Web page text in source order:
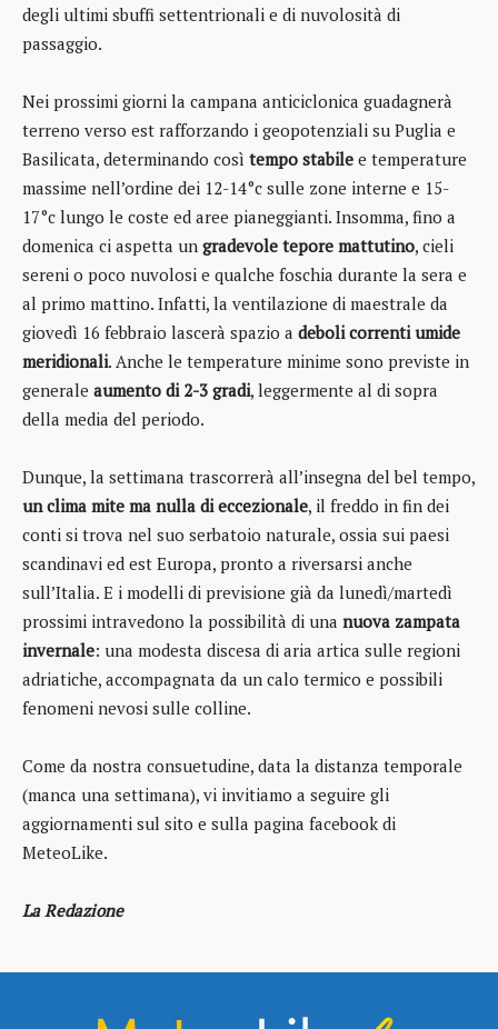
degli ultimi sbuffi settentrionali e di nuvolosità di
passaggio.
Nei prossimi giorni la campana anticiclonica guadagnerà
terreno verso est rafforzando i geopotenziali su Puglia e
Basilicata, determinando così tempo stabile e temperature
massime nell’ordine dei 12-14°c sulle zone interne e 15-
17°c lungo le coste ed aree pianeggianti. Insomma, fino a
domenica ci aspetta un gradevole tepore mattutino, cieli
sereni o poco nuvolosi e qualche foschia durante la sera e
al primo mattino. Infatti, la ventilazione di maestrale da
giovedì 16 febbraio lascerà spazio a deboli correnti umide
meridionali. Anche le temperature minime sono previste in
generale aumento di 2-3 gradi, leggermente al di sopra
della media del periodo.
Dunque, la settimana trascorrerà all’insegna del bel tempo,
un clima mite ma nulla di eccezionale, il freddo in fin dei
conti si trova nel suo serbatoio naturale, ossia sui paesi
scandinavi ed est Europa, pronto a riversarsi anche
sull’Italia. E i modelli di previsione già da lunedì/martedì
prossimi intravedono la possibilità di una nuova zampata
invernale: una modesta discesa di aria artica sulle regioni
adriatiche, accompagnata da un calo termico e possibili
fenomeni nevosi sulle colline.
Come da nostra consuetudine, data la distanza temporale
(manca una settimana), vi invitiamo a seguire gli
aggiornamenti sul sito e sulla pagina facebook di
MeteoLike.
La Redazione